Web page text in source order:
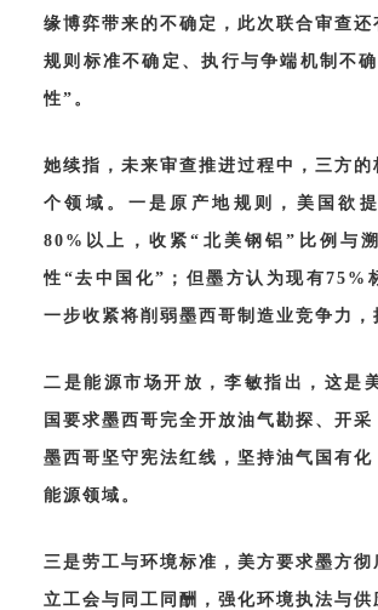
缘博弈带来的不确定，此次联合审查
规则标准不确定、执行与争端机制不
性”。
她续指，未来审查推进过程中，三方
个领域。一是原产地规则，美国欲
80%以上，收紧“北美钢铝”比例与
性“去中国化”；但墨方认为现有75%
一步收紧将削弱墨西哥制造业竞争力
二是能源市场开放，李敏指出，这是
国要求墨西哥完全开放油气勘探、开
墨西哥坚守宪法红线，坚持油气国有
能源领域。
三是劳工与环境标准，美方要求墨方
立工会与同工同酬，强化环境执法与